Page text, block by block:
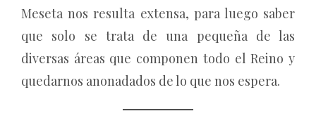
Meseta nos resulta extensa, para luego saber
que solo se trata de una pequeña de las
diversas áreas que componen todo el Reino y
quedarnos anonadados de lo que nos espera.